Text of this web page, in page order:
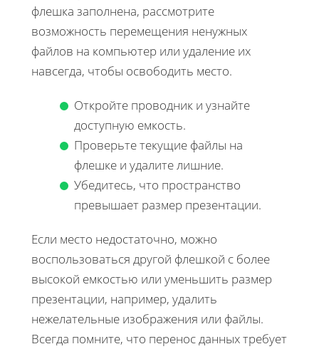
флешка заполнена, рассмотрите
возможность перемещения ненужных
файлов на компьютер или удаление их
навсегда, чтобы освободить место.
Откройте проводник и узнайте
доступную емкость.
Проверьте текущие файлы на
флешке и удалите лишние.
Убедитесь, что пространство
превышает размер презентации.
Если место недостаточно, можно
воспользоваться другой флешкой с более
высокой емкостью или уменьшить размер
презентации, например, удалить
нежелательные изображения или файлы.
Всегда помните, что перенос данных требует